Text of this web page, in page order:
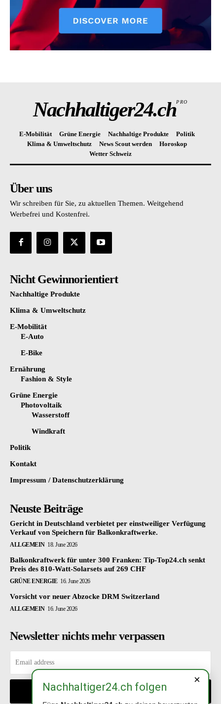
Nachhaltiger24.chPRO
E-Mobilität Grüne Energie Nachhaltige Produkte
Politik
Klima & Umweltschutz
News Scout werden
Horoskop
Wetter Schweiz
Über uns
Wir schreiben für Sie, zu aktuellen Themen. Weitgehend
Werbefrei und Kostenfrei.
Nicht Gewinnorientiert
Nachhaltige Produkte
Klima & Umweltschutz
E-Mobilität
E-Auto
E-Bike
Ernährung
Fashion & Style
Grüne Energie
Photovoltaik
Wasserstoff
Windkraft
Politik
Kontakt
Impressum / Datenschutzerklärung
Neuste Beiträge
Gericht in Deutschland verbietet per einstweiliger Verfügung
Verkauf von Speichern für Balkonkraftwerke.
ALLGEMEIN 18. June 2026
Balkonkraftwerk für unter 300 Franken: Tip-Top24.ch senkt
Preis des 810-Watt-Solarsets auf 269 CHF
GRÜNE ENERGIE 16. June 2026
Vorsicht vor neuer Abzocke DRM Switzerland
ALLGEMEIN 16. June 2026
Newsletter nichts mehr verpassen
EINTRAGEN
×
Nachhaltiger24.ch folgen